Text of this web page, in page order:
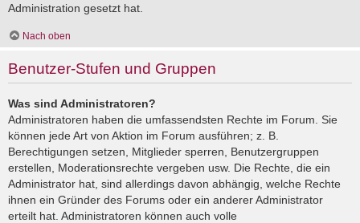
Administration gesetzt hat.
Nach oben
Benutzer-Stufen und Gruppen
Was sind Administratoren?
Administratoren haben die umfassendsten Rechte im Forum. Sie
können jede Art von Aktion im Forum ausführen; z. B.
Berechtigungen setzen, Mitglieder sperren, Benutzergruppen
erstellen, Moderationsrechte vergeben usw. Die Rechte, die ein
Administrator hat, sind allerdings davon abhängig, welche Rechte
ihnen ein Gründer des Forums oder ein anderer Administrator
erteilt hat. Administratoren können auch volle